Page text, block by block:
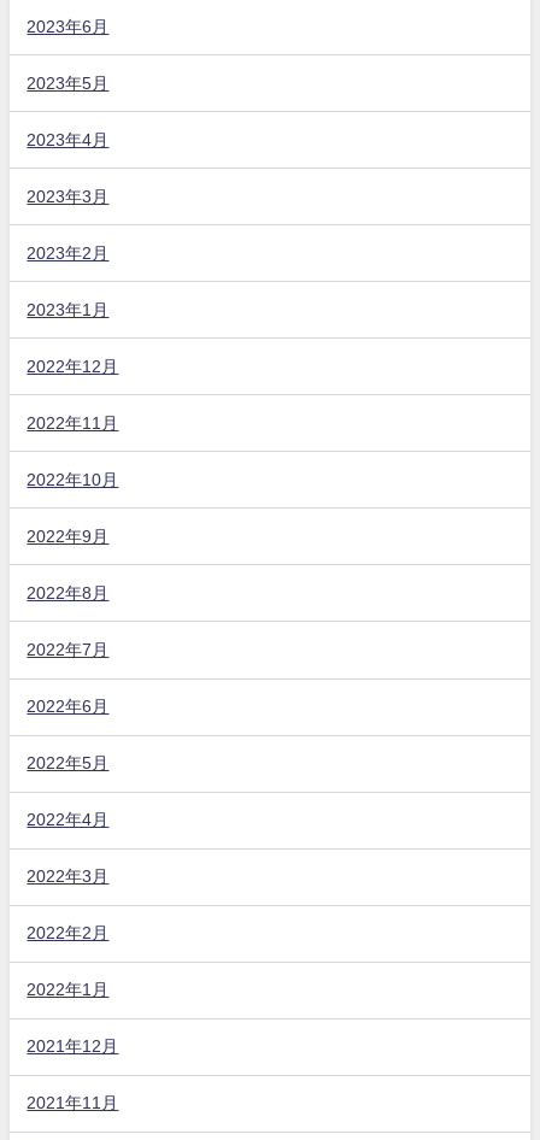
2023年6月
2023年5月
2023年4月
2023年3月
2023年2月
2023年1月
2022年12月
2022年11月
2022年10月
2022年9月
2022年8月
2022年7月
2022年6月
2022年5月
2022年4月
2022年3月
2022年2月
2022年1月
2021年12月
2021年11月